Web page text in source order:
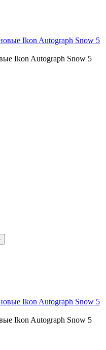
Ikon Autograph Snow 5
Ikon Autograph Snow 5